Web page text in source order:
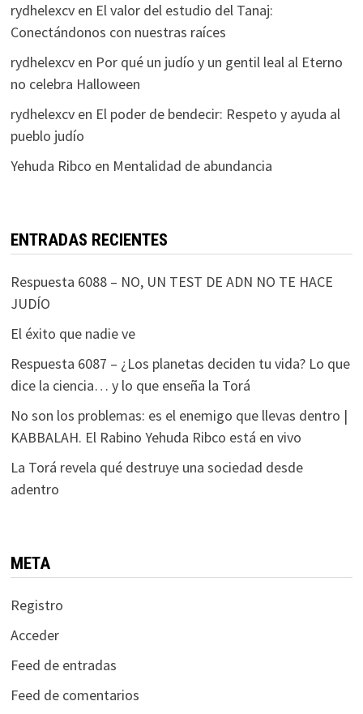
rydhelexcven El valor del estudio del Tanaj:
Conectándonos con nuestras raíces
rydhelexcven Por qué un judío y un gentil leal al Eterno
no celebra Halloween
rydhelexcven El poder de bendecir: Respeto y ayuda al
pueblo judío
Yehuda Ribco en Mentalidad de abundancia
ENTRADAS RECIENTES
Respuesta 6088 – NO, UN TEST DE ADN NO TE HACE
JUDÍO
El éxito que nadie ve
Respuesta 6087 – ¿Los planetas deciden tu vida? Lo que
dice la ciencia… y lo que enseña la Torá
No son los problemas: es el enemigo que llevas dentro |
KABBALAH. El Rabino Yehuda Ribco está en vivo
La Torá revela qué destruye una sociedad desde
adentro
META
Registro
Acceder
Feed de entradas
Feed de comentarios